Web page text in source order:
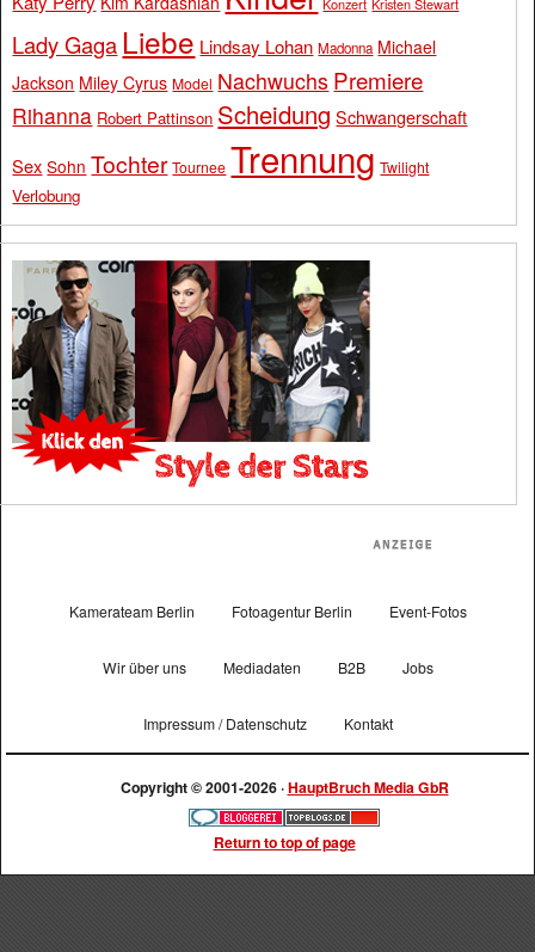
Lady Gaga Liebe Lindsay Lohan Madonna Michael
Jackson Miley Cyrus Model Nachwuchs Premiere
Rihanna Robert Pattinson Scheidung Schwangerschaft
Sex Sohn Tochter Tournee Trennung Twilight
Verlobung
Kamerateam Berlin Fotoagentur Berlin Event-Fotos
Wir über uns Mediadaten B2B Jobs
Impressum / Datenschutz Kontakt
Copyright © 2001-2026 ·HauptBruch Media GbR
Return to top of page